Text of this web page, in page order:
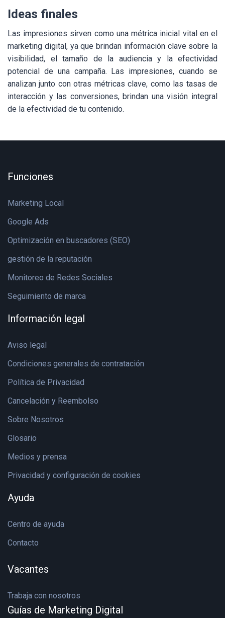
Ideas finales
Las impresiones sirven como una métrica inicial vital en el
marketing digital, ya que brindan información clave sobre la
visibilidad, el tamaño de la audiencia y la efectividad
potencial de una campaña. Las impresiones, cuando se
analizan junto con otras métricas clave, como las tasas de
interacción y las conversiones, brindan una visión integral
de la efectividad de tu contenido.
Funciones
Marketing Local
Google Ads
Optimización en buscadores (SEO)
gestión de la reputación
Monitoreo de Redes Sociales
Seguimiento de marca
Información legal
Aviso legal
Condiciones generales de contratación
Política de Privacidad
Cancelación y Reembolso
Sobre Nosotros
Glosario
Medios y prensa
Privacidad y configuración de cookies
Ayuda
Centro de ayuda
Contacto
Vacantes
Trabaja con nosotros
Guías de Marketing Digital